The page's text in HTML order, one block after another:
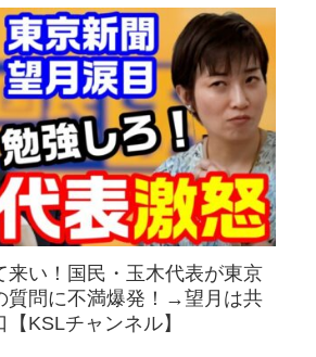
来い！国民・玉木代表が東京
質問に不満爆発！→望月は共
KSLチャンネル】